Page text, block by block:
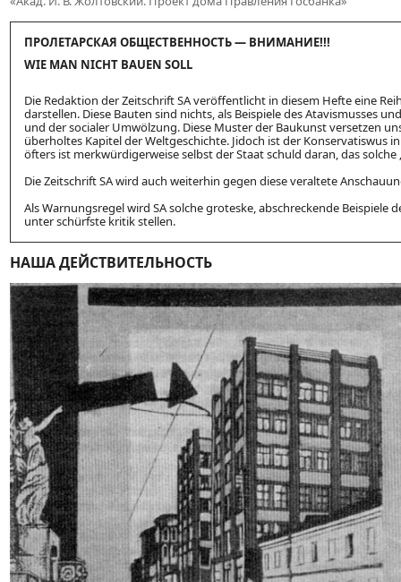
ПРОЛЕТАРСКАЯ ОБЩЕСТВЕННОСТЬ — ВНИМАНИЕ!!!
WIE MAN NICHT BAUEN SOLL
Die Redaktion der Zeitschrift SA veröffentlicht in diesem Hefte eine
darstellen. Diese Bauten sind nichts, als Beispiele des Atavismusses
und der socialer Umwölzung. Diese Muster der Baukunst versetzen
überholtes Kapitel der Weltgeschichte. Jidoch ist der
öfters ist merkwürdigerweise selbst der Staat schuld daran, das
Die Zeitschrift SA wird auch weiterhin gegen diese veraltete
Als Warnungsregel wird SA solche groteske, abschreckende Beispiele
unter schürfste kritik stellen.
НАША ДЕЙСТВИТЕЛЬНОСТЬ